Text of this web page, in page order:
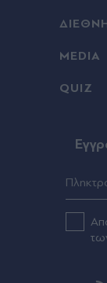
MEDIA
QUIZ